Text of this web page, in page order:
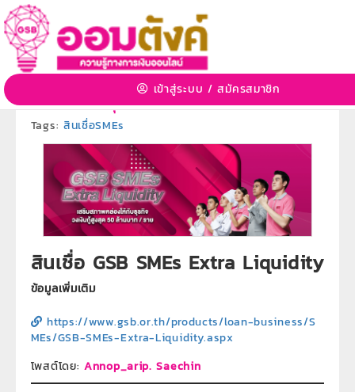
เข้าสู่ระบบ /สมัครสมาชิก
สินเชื่อ GSB SMEs Extra Liquidity
2 ก.ค. 2563 15:36:52 | 3517 View
ผลิตภัณฑ์ธนาคารออมสิน» หมวดหมู่ย่อย:
ผลิตภัณฑ์สินเชื่อธุรกิจ
Tags: สินเชื่อSMEs
สินเชื่อ GSB SMEs Extra Liquidity
ข้อมูลเพิ่มเติม
https://www.gsb.or.th/products/loan-business/S
MEs/GSB-SMEs-Extra-Liquidity.aspx
โพสต์โดย:Annop_arip. Saechin